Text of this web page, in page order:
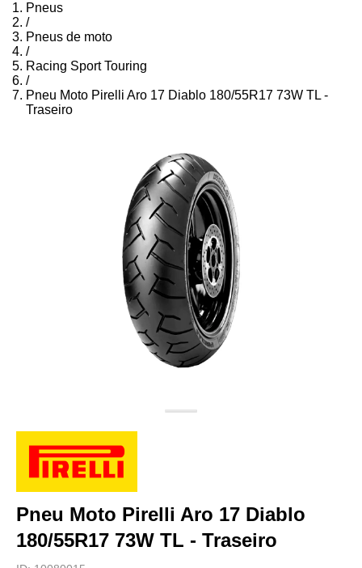
Pneus
/
Pneus de moto
/
Racing Sport Touring
/
Pneu Moto Pirelli Aro 17 Diablo 180/55R17 73W TL -
Traseiro
Pneu Moto Pirelli Aro 17 Diablo
180/55R17 73W TL - Traseiro